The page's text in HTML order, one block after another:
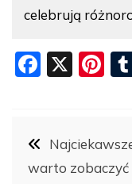
celebrują
F
e
b
X
Pi
e
st
warto zobaczyć